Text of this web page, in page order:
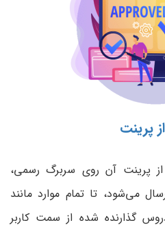
پرینت
پرینت آن روی سربرگ رسمی،
می‌شود، تا تمام موارد مانند
گذارنده شده از سمت کاربر